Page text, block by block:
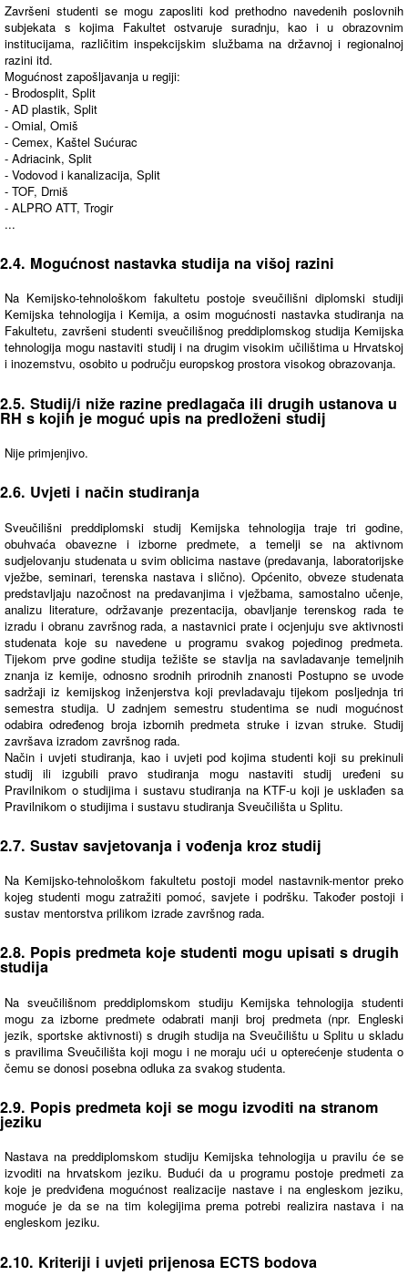
Završeni studenti se mogu zaposliti kod prethodno navedenih poslovnih
subjekata s kojima Fakultet ostvaruje suradnju, kao i u obrazovnim
institucijama, različitim inspekcijskim službama na državnoj i regionalnoj
razini itd.
Mogućnost zapošljavanja u regiji:
- Brodosplit, Split
- AD plastik, Split
- Omial, Omiš
- Cemex, Kaštel Sućurac
- Adriacink, Split
- Vodovod i kanalizacija, Split
- TOF, Drniš
- ALPRO ATT, Trogir
...
2.4. Mogućnost nastavka studija na višoj razini
Na Kemijsko-tehnološkom fakultetu postoje sveučilišni diplomski studiji
Kemijska tehnologija i Kemija, a osim mogućnosti nastavka studiranja na
Fakultetu, završeni studenti sveučilišnog preddiplomskog studija Kemijska
tehnologija mogu nastaviti studij i na drugim visokim učilištima u Hrvatskoj
i inozemstvu, osobito u području europskog prostora visokog obrazovanja.
2.5. Studij/i niže razine predlagača ili drugih ustanova u
RH s kojih je moguć upis na predloženi studij
Nije primjenjivo.
2.6. Uvjeti i način studiranja
Sveučilišni preddiplomski studij Kemijska tehnologija traje tri godine,
obuhvaća obavezne i izborne predmete, a temelji se na aktivnom
sudjelovanju studenata u svim oblicima nastave (predavanja, laboratorijske
vježbe, seminari, terenska nastava i slično). Općenito, obveze studenata
predstavljaju nazočnost na predavanjima i vježbama, samostalno učenje,
analizu literature, održavanje prezentacija, obavljanje terenskog rada te
izradu i obranu završnog rada, a nastavnici prate i ocjenjuju sve aktivnosti
studenata koje su navedene u programu svakog pojedinog predmeta.
Tijekom prve godine studija težište se stavlja na savladavanje temeljnih
znanja iz kemije, odnosno srodnih prirodnih znanosti Postupno se uvode
sadržaji iz kemijskog inženjerstva koji prevladavaju tijekom posljednja tri
semestra studija. U zadnjem semestru studentima se nudi mogućnost
odabira određenog broja izbornih predmeta struke i izvan struke. Studij
završava izradom završnog rada.
Način i uvjeti studiranja, kao i uvjeti pod kojima studenti koji su prekinuli
studij ili izgubili pravo studiranja mogu nastaviti studij uređeni su
Pravilnikom o studijima i sustavu studiranja na KTF-u koji je usklađen sa
Pravilnikom o studijima i sustavu studiranja Sveučilišta u Splitu.
2.7. Sustav savjetovanja i vođenja kroz studij
Na Kemijsko-tehnološkom fakultetu postoji model nastavnik-mentor preko
kojeg studenti mogu zatražiti pomoć, savjete i podršku. Također postoji i
sustav mentorstva prilikom izrade završnog rada.
2.8. Popis predmeta koje studenti mogu upisati s drugih
studija
Na sveučilišnom preddiplomskom studiju Kemijska tehnologija studenti
mogu za izborne predmete odabrati manji broj predmeta (npr. Engleski
jezik, sportske aktivnosti) s drugih studija na Sveučilištu u Splitu u skladu
s pravilima Sveučilišta koji mogu i ne moraju ući u opterećenje studenta o
čemu se donosi posebna odluka za svakog studenta.
2.9. Popis predmeta koji se mogu izvoditi na stranom
jeziku
Nastava na preddiplomskom studiju Kemijska tehnologija u pravilu će se
izvoditi na hrvatskom jeziku. Budući da u programu postoje predmeti za
koje je predviđena mogućnost realizacije nastave i na engleskom jeziku,
moguće je da se na tim kolegijima prema potrebi realizira nastava i na
engleskom jeziku.
2.10. Kriteriji i uvjeti prijenosa ECTS bodova